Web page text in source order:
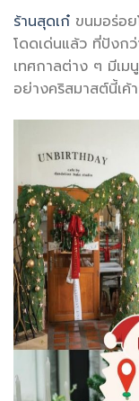
ร้านสุดเก๋ ขนมอร่อ
โดดเด่นแล้ว ที่ปังก
เทศกาลต่าง ๆ มีเม
อย่างคริสมาสต์นี้เค้